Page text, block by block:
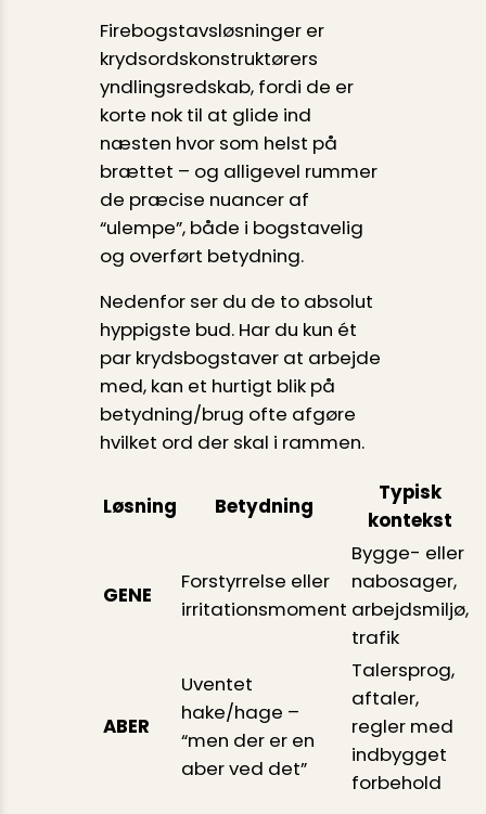
Firebogstavsløsninger er
krydsordskonstruktørers
yndlingsredskab, fordi de er
korte nok til at glide ind
næsten hvor som helst på
brættet – og alligevel rummer
de præcise nuancer af
“ulempe”, både i bogstavelig
og overført betydning.
Nedenfor ser du de to absolut
hyppigste bud. Har du kun ét
par krydsbogstaver at arbejde
med, kan et hurtigt blik på
betydning/brug ofte afgøre
hvilket ord der skal i rammen.
Løsning Betydning
Typisk
kontekst
GENE
Forstyrrelse eller
irritationsmoment
Bygge- eller
nabosager,
arbejdsmiljø,
trafik
ABER
Uventet
hake/hage –
“men der er en
aber ved det”
Taler­sprog,
aftaler,
regler med
indbygget
forbehold